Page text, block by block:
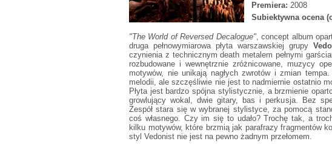
Premiera: 2008
Subiektywna ocena
"The World of Reversed Decalogue", concept album
druga pełnowymiarowa płyta warszawskiej grupy
czynienia z technicznym death metalem pełnymi
rozbudowane i wewnętrznie zróżnicowane, muzycy
motywów, nie unikają nagłych zwrotów i zmian
melodii, ale szczęśliwie nie jest to nadmiernie ostatnio
Płyta jest bardzo spójna stylistycznie, a brzmienie
growlujący wokal, dwie gitary, bas i perkusja. Bez
Zespół stara się w wybranej stylistyce, za pomocą
coś własnego. Czy im się to udało? Trochę tak, a
kilku motywów, które brzmią jak parafrazy fragmentów
styl Vedonist nie jest na pewno żadnym przełomem.